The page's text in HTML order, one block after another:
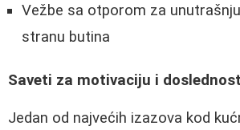
Vežbe sa otporom za
stranu butina
Saveti za motivaciju i doslednost
Jedan od najvećih izazova kod